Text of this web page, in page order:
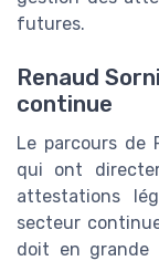
futures.
Renaud
continue
Le parcours de
qui ont
attestations
secteur
doit en grande